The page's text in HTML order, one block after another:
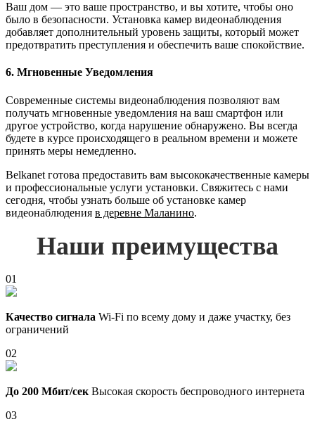
Ваш дом — это ваше пространство, и вы хотите, чтобы оно
было в безопасности. Установка камер видеонаблюдения
добавляет дополнительный уровень защиты, который может
предотвратить преступления и обеспечить ваше спокойствие.
6. Мгновенные Уведомления
Современные системы видеонаблюдения позволяют вам
получать мгновенные уведомления на ваш смартфон или
другое устройство, когда нарушение обнаружено. Вы всегда
будете в курсе происходящего в реальном времени и можете
принять меры немедленно.
Belkanet готова предоставить вам высококачественные камеры
и профессиональные услуги установки. Свяжитесь с нами
сегодня, чтобы узнать больше об установке камер
видеонаблюдения в деревне Маланино.
Наши преимущества
01
Качество сигнала Wi-Fi по всему дому и даже участку, без
ограничений
02
До 200 Мбит/сек Высокая скорость беспроводного интернета
03